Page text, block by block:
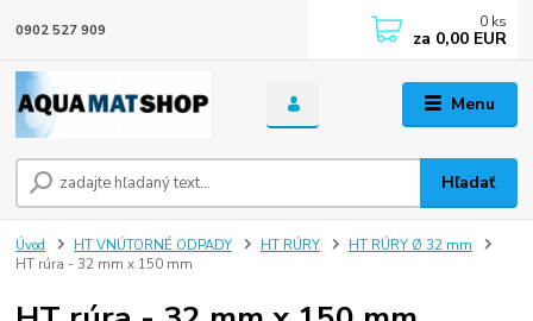
Menu
Hľadať
0902 527 909 0 ks
za 0,00 EUR
Úvod HT VNÚTORNÉ ODPADY HT RÚRY
HT RÚRY Ø 32 mm
HT rúra - 32 mm x 150 mm